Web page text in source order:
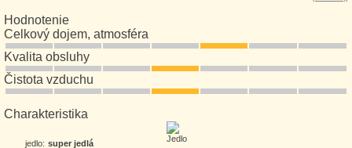
Hodnotenie
Celkový dojem, atmosféra
Kvalita obsluhy
Čistota vzduchu
Charakteristika
jedlo: super jedlá